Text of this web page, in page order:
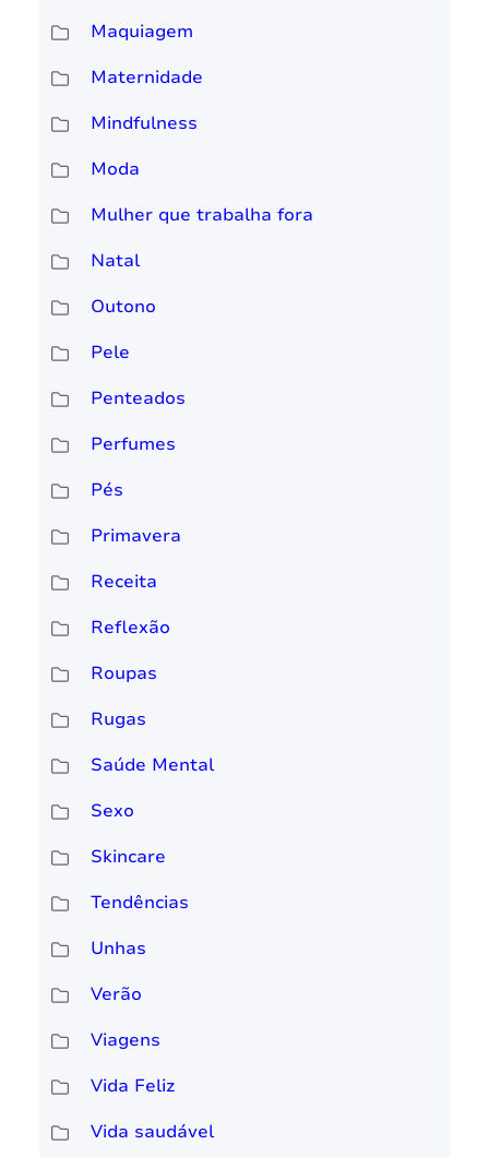
Maquiagem
Maternidade
Mindfulness
Moda
Mulher que trabalha fora
Natal
Outono
Pele
Penteados
Perfumes
Pés
Primavera
Receita
Reflexão
Roupas
Rugas
Saúde Mental
Sexo
Skincare
Tendências
Unhas
Verão
Viagens
Vida Feliz
Vida saudável